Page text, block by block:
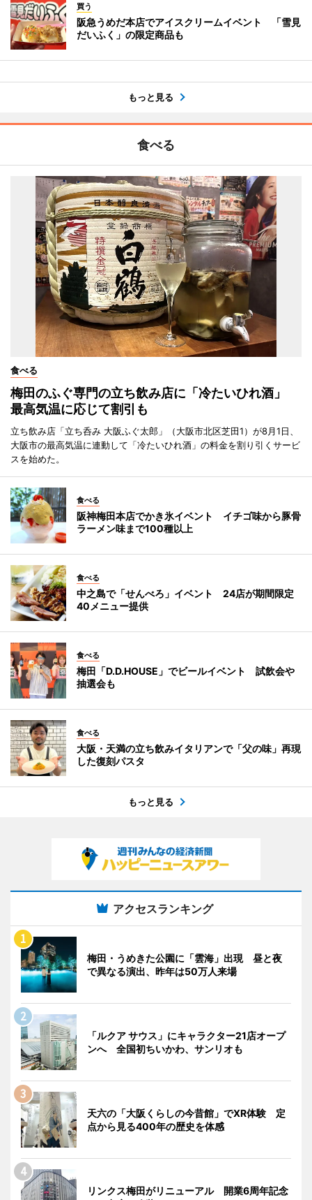
買う
阪急うめだ本店でアイスクリームイベント 「雪見
だいふく」の限定商品も
もっと見る
食べる
食べる
梅田のふぐ専門の立ち飲み店に「冷たいひれ酒」
最高気温に応じて割引も
立ち飲み店「立ち呑み 大阪ふぐ太郎」（大阪市北区芝田1）が8月1日、
大阪市の最高気温に連動して「冷たいひれ酒」の料金を割り引くサービ
スを始めた。
食べる
阪神梅田本店でかき氷イベント イチゴ味から豚骨
ラーメン味まで100種以上
食べる
中之島で「せんべろ」イベント 24店が期間限定
40メニュー提供
食べる
梅田「D.D.HOUSE」でビールイベント 試飲会や
抽選会も
食べる
大阪・天満の立ち飲みイタリアンで「父の味」再現
した復刻パスタ
もっと見る
アクセスランキング
梅田・うめきた公園に「雲海」出現 昼と夜
で異なる演出、昨年は50万人来場
「ルクア サウス」にキャラクター21店オープ
ンへ 全国初ちいかわ、サンリオも
天六の「大阪くらしの今昔館」でXR体験 定
点から見る400年の歴史を体感
リンクス梅田がリニューアル 開業6周年記念